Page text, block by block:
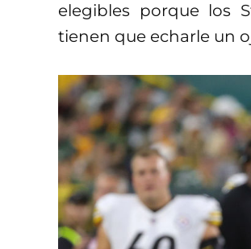
elegibles porque los
tienen que echarle un